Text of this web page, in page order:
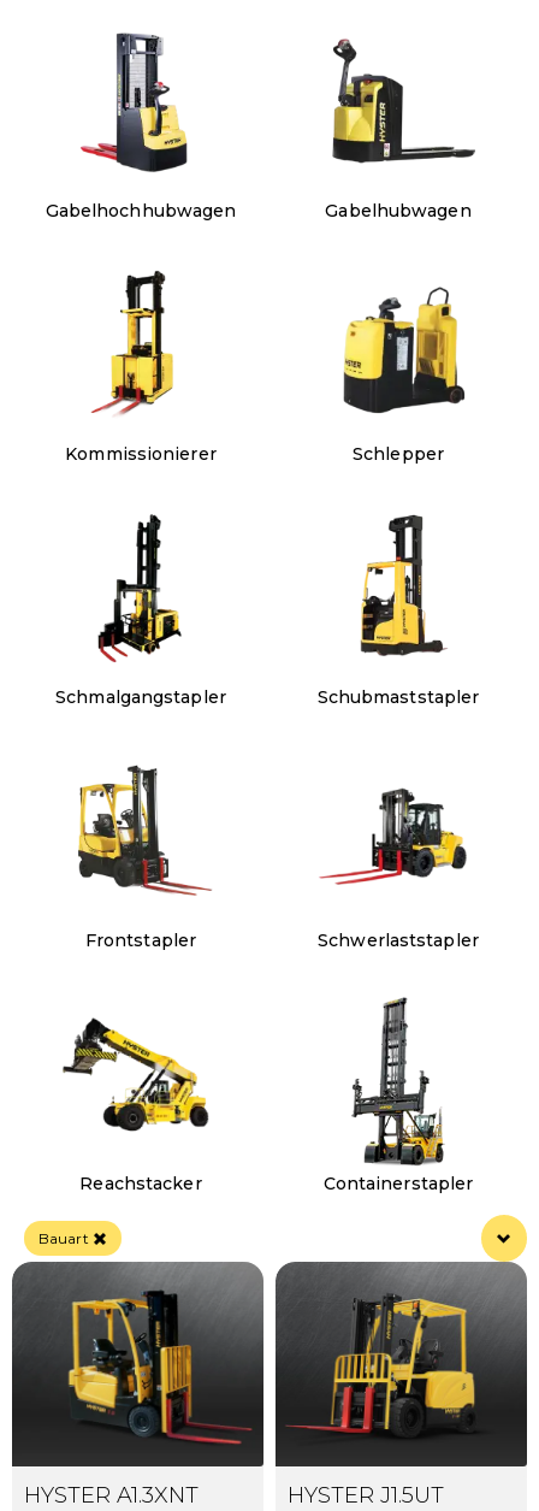
Gabelhochhubwagen Gabelhubwagen
Kommissionierer Schlepper
Schmalgangstapler Schubmaststapler
Frontstapler Schwerlaststapler
Reachstacker Containerstapler
Bauart
HYSTER A1.3XNT HYSTER J1.5UT